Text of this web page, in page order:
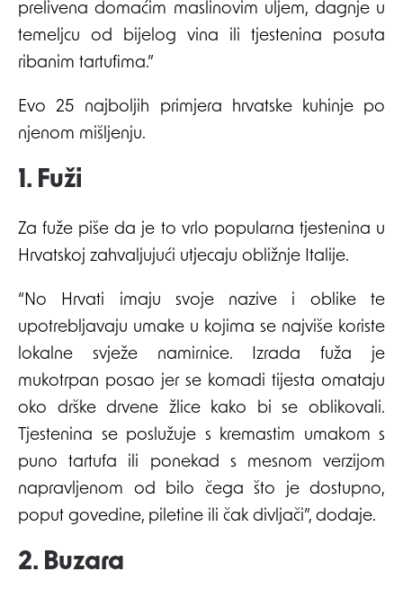
prelivena domaćim maslinovim uljem, dagnje u
temeljcu od bijelog vina ili tjestenina posuta
ribanim tartufima.”
Evo 25 najboljih primjera hrvatske kuhinje po
njenom mišljenju.
1. Fuži
Za fuže piše da je to vrlo popularna tjestenina u
Hrvatskoj zahvaljujući utjecaju obližnje Italije.
“No Hrvati imaju svoje nazive i oblike te
upotrebljavaju umake u kojima se najviše koriste
lokalne svježe namirnice. Izrada fuža je
mukotrpan posao jer se komadi tijesta omataju
oko drške drvene žlice kako bi se oblikovali.
Tjestenina se poslužuje s kremastim umakom s
puno tartufa ili ponekad s mesnom verzijom
napravljenom od bilo čega što je dostupno,
poput govedine, piletine ili čak divljači”, dodaje.
2. Buzara